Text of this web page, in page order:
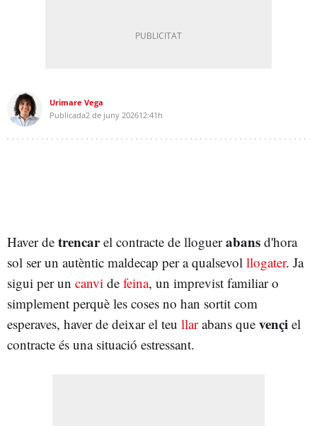
Urimare Vega
Publicada2 de juny 202612:41h
Haver de trencarel contracte de lloguerabans d'hora
sol ser un autèntic maldecap per a qualsevol llogater. Ja
sigui per un canvi de feina, un imprevist familiar o
simplement perquè les coses no han sortit com
esperaves, haver de deixar el teu llarabans que vençi el
contracte és una situació estressant.